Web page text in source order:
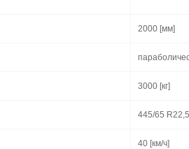
2000 [мм]
3000 [кг]
445/65 R22,5
40 [км/ч]